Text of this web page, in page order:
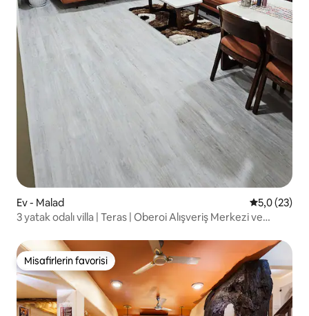
Ev - Malad 5 üzerinden
5,0 (23)
3 yatak odalı villa | Teras | Oberoi Alışveriş Merkezi ve
Misafirlerin favorisi
Misafirlerin favorisi